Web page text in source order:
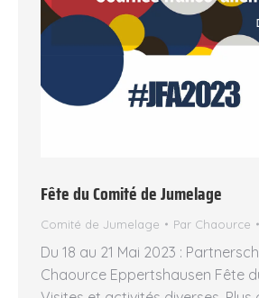
Fête du Comité de Jumelage
Comité de Jumelage Par Chaource
Du 18 au 21 Mai 2023 :
Chaource Eppertshausen Fête